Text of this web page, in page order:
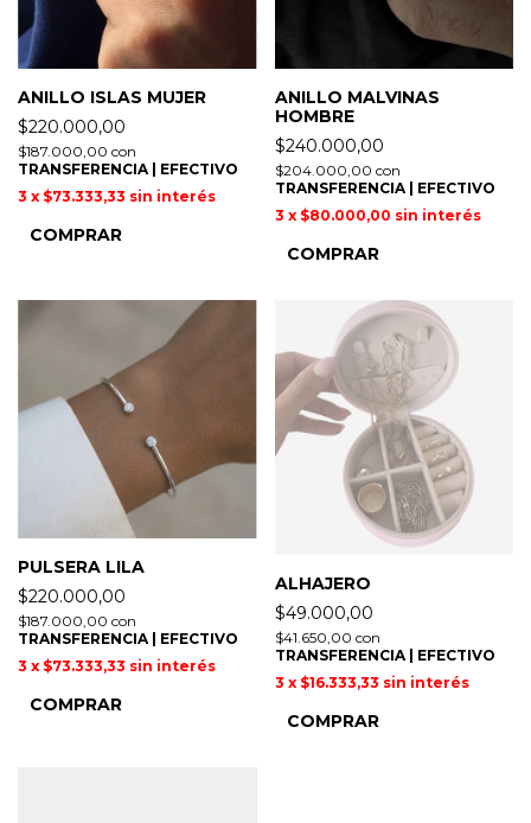
ANILLO ISLAS MUJER
$220.000,00
$187.000,00 con
TRANSFERENCIA | EFECTIVO
3 x $73.333,33 sin interés
COMPRAR
ANILLO MALVINAS
HOMBRE
$240.000,00
$204.000,00 con
TRANSFERENCIA | EFECTIVO
3 x $80.000,00 sin interés
COMPRAR
PULSERA LILA
$220.000,00
$187.000,00 con
TRANSFERENCIA | EFECTIVO
3 x $73.333,33 sin interés
COMPRAR
ALHAJERO
$49.000,00
$41.650,00 con
TRANSFERENCIA | EFECTIVO
3 x $16.333,33 sin interés
COMPRAR